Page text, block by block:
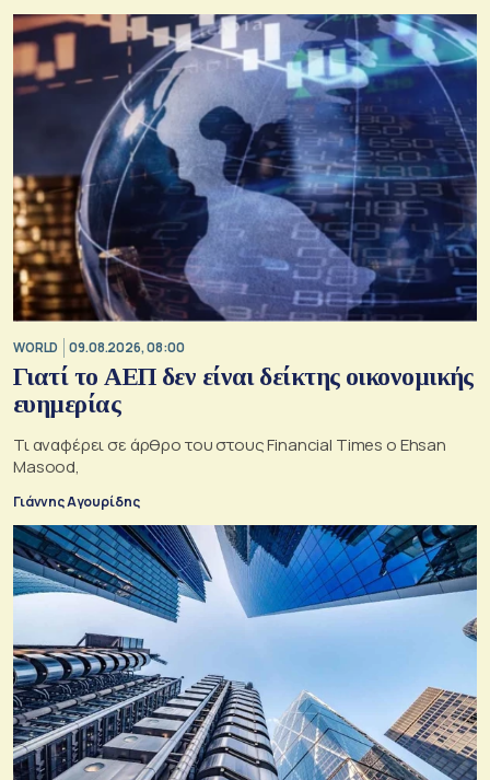
WORLD 09.08.2026, 08:00
Γιατί το ΑΕΠ δεν είναι δείκτης οικονομικής
ευημερίας
Τι αναφέρει σε άρθρο του στους Financial Times ο Ehsan
Masood,
Γιάννης Αγουρίδης